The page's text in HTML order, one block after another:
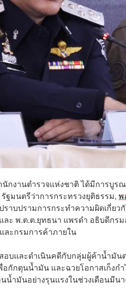
กงานตำรวจแห่งชาติ ได้มีการบูร
ฐมนตรีว่าการกระทรวงยุติธรรม, พ
าบปรามการกระทำความผิดเกี่ย
ละ พ.ต.ต.ยุทธนา แพรดำ อธิบดีก
ละกรมการค้าภายใน
อบและดำเนินคดีกับกลุ่มผู้ค้าน้ำมั
อกักตุนน้ำมัน และฉวยโอกาสเก็ง
น้ำมันอย่างรุนแรงในช่วงเดือนมีน